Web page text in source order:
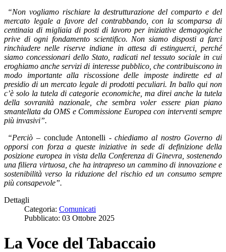
“Non vogliamo rischiare la destrutturazione del comparto e del
mercato legale a favore del contrabbando, con la scomparsa di
centinaia di migliaia di posti di lavoro per iniziative demagogiche
prive di ogni fondamento scientifico. Non siamo disposti a farci
rinchiudere nelle riserve indiane in attesa di estinguerci, perché
siamo concessionari dello Stato, radicati nel tessuto sociale in cui
eroghiamo anche servizi di interesse pubblico, che contribuiscono in
modo importante alla riscossione delle imposte indirette ed al
presidio di un mercato legale di prodotti peculiari. In ballo qui non
c’è solo la tutela di categorie economiche, ma direi anche la tutela
della sovranità nazionale, che sembra voler essere pian piano
smantellata da OMS e Commissione Europea con interventi sempre
più invasivi”.
“Perciò – conclude Antonelli -chiediamo al nostro Governo di
opporsi con forza a queste iniziative in sede di definizione della
posizione europea in vista della Conferenza di Ginevra, sostenendo
una filiera virtuosa, che ha intrapreso un cammino di innovazione e
sostenibilità verso la riduzione del rischio ed un consumo sempre
più consapevole”.
Dettagli
Categoria: Comunicati
Pubblicato: 03 Ottobre 2025
La Voce del Tabaccaio